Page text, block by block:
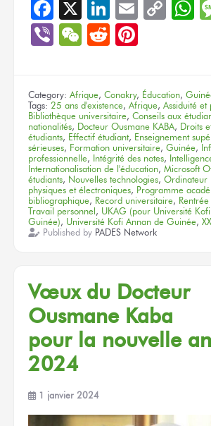
Facebook
X LinkedIn
Email
ViberWeChat
Reddit
Category: Afrique, Conakry, Éducation,
Tags: 25 ans d'existence, Afrique, Assiduité et
Bibliothèque universitaire, Conseils aux
nationalités, Docteur Ousmane KABA, Droits
étudiants, Effectif étudiant, Enseignement
sérieuses, Formation universitaire, Guinée,
professionnelle, Intégrité des notes,
Internationalisation de l'éducation, Microsoft
étudiants, Nouvelles technologies, Ordinateur
physiques et électroniques, Programme
bibliographique, Record universitaire,
Travail personnel , UKAG (pour Université
Guinée), Université Kofi Annan de Guinée,
Published by PADES Network
Vœux du Docteur
Ousmane Kaba
pour la nouvelle
2024
1 janvier 2024